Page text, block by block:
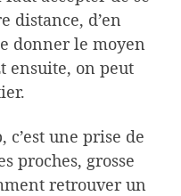
distance, d’en
donner le moyen
ensuite, on peut
une prise de
proches, grosse
retrouver un